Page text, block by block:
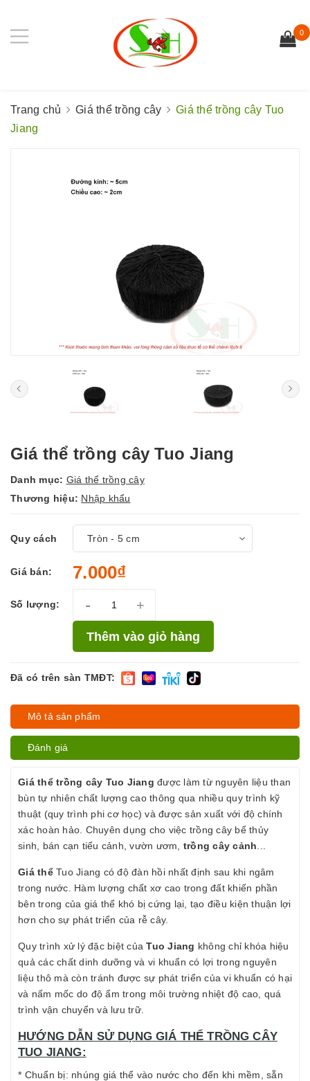
0
Trang chủ Giá thể trồng cây
Giá thể trồng cây Tuo
Jiang
Giá thể trồng cây Tuo Jiang
Danh mục: Giá thể trồng cây
Thương hiệu: Nhập khẩu
Quy cách
Giá bán: 7.000₫
Số lượng: - +
Thêm vào giỏ hàng
Đã có trên sàn TMĐT:
Mô tả sản phẩm
Đánh giá
Giá thể trồng cây Tuo Jiang được làm từ nguyên liệu than
bùn tự nhiên chất lượng cao thông qua nhiều quy trình kỹ
thuật (quy trình phi cơ học) và được sản xuất với độ chính
xác hoàn hảo. Chuyên dụng cho việc trồng cây bể thủy
sinh, bán cạn tiểu cảnh, vườn ươm, trồng cây cảnh
Giá thểTuo Jiang có độ đàn hồi nhất định sau khi ngâm
trong nước. Hàm lượng chất xơ cao trong đất khiến phần
bên trong của giá thể khó bị cứng lại, tạo điều kiện thuận lợi
hơn cho sự phát triển của rễ cây.
Quy trình xử lý đặc biệt củaTuo Jiang không chỉ khóa hiệu
quả các chất dinh dưỡng và vi khuẩn có lợi trong nguyên
liệu thô mà còn tránh được sự phát triển của vi khuẩn có hại
và nấm mốc do độ ẩm trong môi trường nhiệt độ cao, quá
trình vận chuyển và lưu trữ.
HƯỚNG DẪN SỬ DỤNG GIÁ THỂ TRỒNG CÂY
TUO JIANG:
* Chuẩn bị: nhúng giá thể vào nước cho đến khi mềm, sẵn